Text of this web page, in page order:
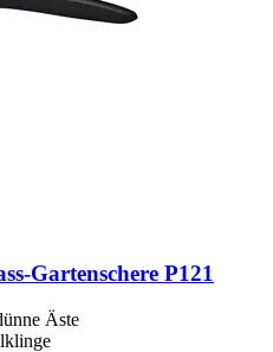
​Gartenschere P121
Äste